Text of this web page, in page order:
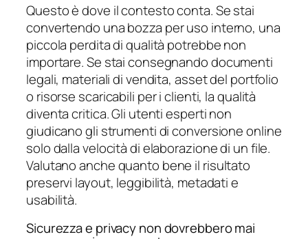
Questo è dove il contesto conta. Se stai
convertendo una bozza per uso interno, una
piccola perdita di qualità potrebbe non
importare. Se stai consegnando documenti
legali, materiali di vendita, asset del portfolio
o risorse scaricabili per i clienti, la qualità
diventa critica. Gli utenti esperti non
giudicano gli strumenti di conversione online
solo dalla velocità di elaborazione di un file.
Valutano anche quanto bene il risultato
preservi layout, leggibilità, metadati e
usabilità.
Sicurezza e privacy non dovrebbero mai